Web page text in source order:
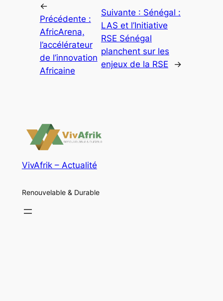
←
Précédente :
AfricArena,
l’accélérateur
de l’innovation
Africaine
Suivante : Sénégal :
LAS et l’Initiative
RSE Sénégal
planchent sur les
enjeux de la RSE
→
VivAfrik – Actualité
Renouvelable & Durable